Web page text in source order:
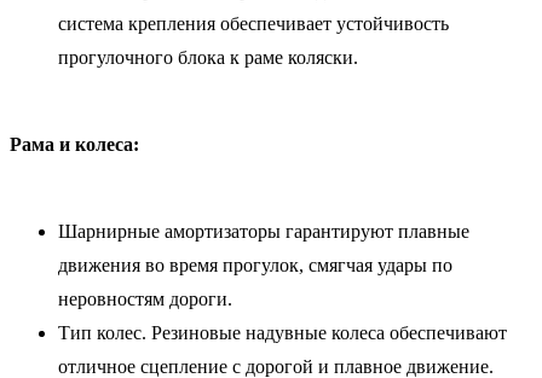
система крепления обеспечивает устойчивость
прогулочного блока к раме коляски.
Рама и колеса:
Шарнирные амортизаторы гарантируют плавные
движения во время прогулок, смягчая удары по
неровностям дороги.
Тип колес. Резиновые надувные колеса обеспечивают
отличное сцепление с дорогой и плавное движение.